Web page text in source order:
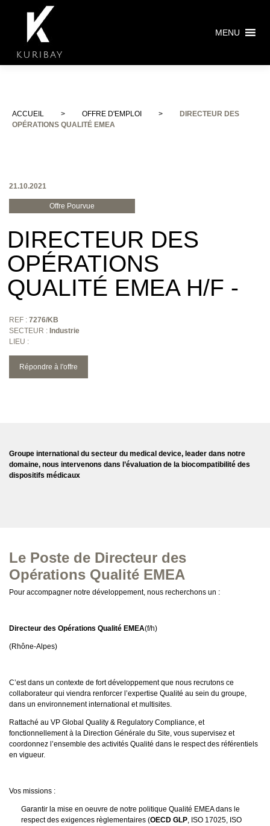
MENU
ACCUEIL > OFFRE D'EMPLOI >
DIRECTEUR DES
OPÉRATIONS QUALITÉ EMEA
21.10.2021
Offre Pourvue
DIRECTEUR DES
OPÉRATIONS
QUALITÉ EMEA H/F -
REF : 7276/KB
SECTEUR : Industrie
LIEU :
Répondre à l'offre
Groupe international du secteur du medical device, leader dans notre
domaine, nous intervenons dans l’évaluation de la biocompatibilité des
dispositifs médicaux
Le Poste de Directeur des
Opérations Qualité EMEA
Pour accompagner notre développement, nous recherchons un :
Directeur des Opérations Qualité EMEA(f/h)
(Rhône-Alpes)
C’est dans un contexte de fort développement que nous recrutons ce
collaborateur qui viendra renforcer l’expertise Qualité au sein du groupe,
dans un environnement international et multisites.
Rattaché au VP Global Quality & Regulatory Compliance, et
fonctionnellement à la Direction Générale du Site, vous supervisez et
coordonnez l’ensemble des activités Qualité dans le respect des référentiels
en vigueur.
Vos missions :
Garantir la mise en oeuvre de notre politique Qualité EMEA dans le
respect des exigences règlementaires (OECD GLP, ISO 17025, ISO